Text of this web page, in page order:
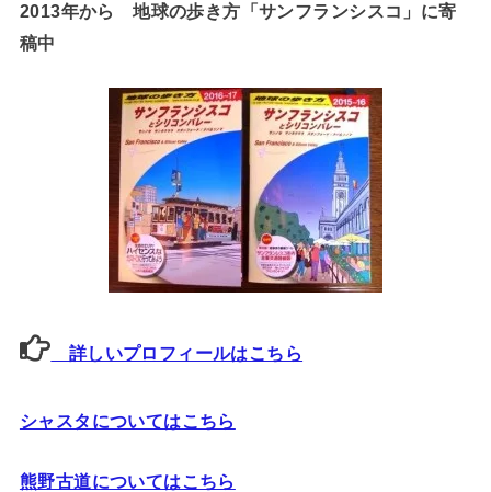
2013年から 地球の歩き方「サンフランシスコ」に寄
稿中
詳しいプロフィールはこちら
シャスタについてはこちら
熊野古道についてはこちら